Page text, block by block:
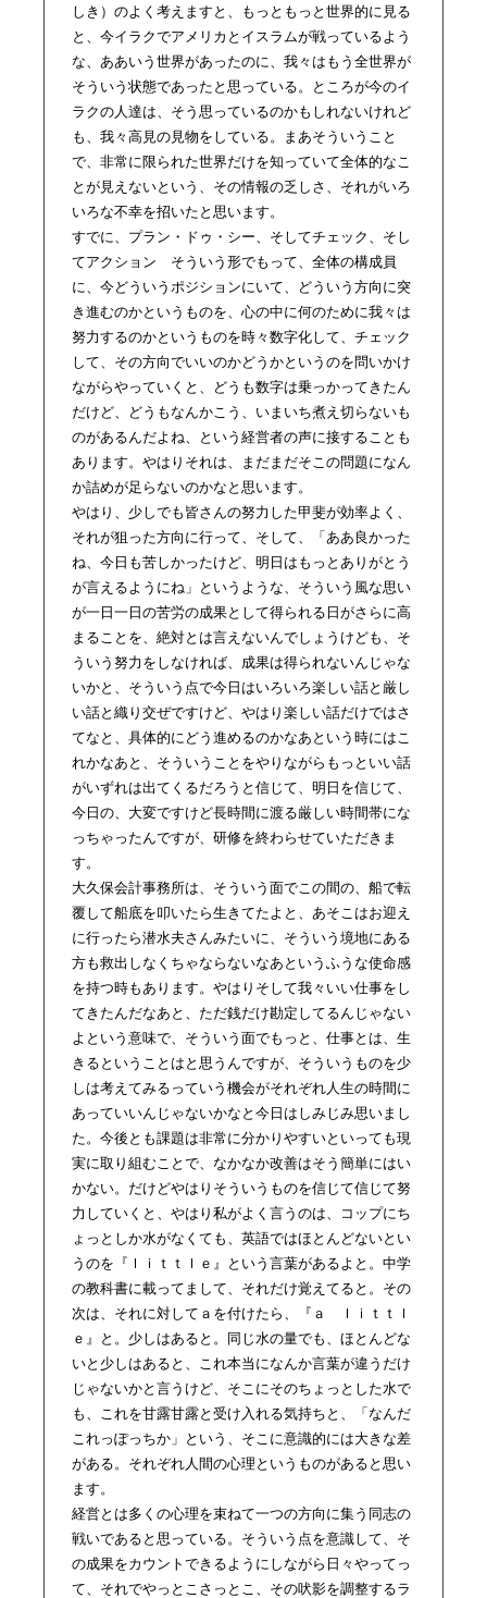
しき）のよく考えますと、もっともっと世界的に見る
と、今イラクでアメリカとイスラムが戦っているよう
な、ああいう世界があったのに、我々はもう全世界が
そういう状態であったと思っている。ところが今のイ
ラクの人達は、そう思っているのかもしれないけれど
も、我々高見の見物をしている。まあそういうこと
で、非常に限られた世界だけを知っていて全体的なこ
とが見えないという、その情報の乏しさ、それがいろ
いろな不幸を招いたと思います。
すでに、プラン・ドゥ・シー、そしてチェック、そし
てアクション そういう形でもって、全体の構成員
に、今どういうポジションにいて、どういう方向に突
き進むのかというものを、心の中に何のために我々は
努力するのかというものを時々数字化して、チェック
して、その方向でいいのかどうかというのを問いかけ
ながらやっていくと、どうも数字は乗っかってきたん
だけど、どうもなんかこう、いまいち煮え切らないも
のがあるんだよね、という経営者の声に接することも
あります。やはりそれは、まだまだそこの問題になん
か詰めが足らないのかなと思います。
やはり、少しでも皆さんの努力した甲斐が効率よく、
それが狙った方向に行って、そして、「ああ良かった
ね、今日も苦しかったけど、明日はもっとありがとう
が言えるようにね」というような、そういう風な思い
が一日一日の苦労の成果として得られる日がさらに高
まることを、絶対とは言えないんでしょうけども、そ
ういう努力をしなければ、成果は得られないんじゃな
いかと、そういう点で今日はいろいろ楽しい話と厳し
い話と織り交ぜですけど、やはり楽しい話だけではさ
てなと、具体的にどう進めるのかなあという時にはこ
れかなあと、そういうことをやりながらもっといい話
がいずれは出てくるだろうと信じて、明日を信じて、
今日の、大変ですけど長時間に渡る厳しい時間帯にな
っちゃったんですが、研修を終わらせていただきま
す。
大久保会計事務所は、そういう面でこの間の、船で転
覆して船底を叩いたら生きてたよと、あそこはお迎え
に行ったら潜水夫さんみたいに、そういう境地にある
方も救出しなくちゃならないなあというふうな使命感
を持つ時もあります。やはりそして我々いい仕事をし
てきたんだなあと、ただ銭だけ勘定してるんじゃない
よという意味で、そういう面でもっと、仕事とは、生
きるということはと思うんですが、そういうものを少
しは考えてみるっていう機会がそれぞれ人生の時間に
あっていいんじゃないかなと今日はしみじみ思いまし
た。今後とも課題は非常に分かりやすいといっても現
実に取り組むことで、なかなか改善はそう簡単にはい
かない。だけどやはりそういうものを信じて信じて努
力していくと、やはり私がよく言うのは、コップにち
ょっとしか水がなくても、英語ではほとんどないとい
うのを『ｌｉｔｔｌｅ』という言葉があるよと。中学
の教科書に載ってまして、それだけ覚えてると。その
次は、それに対してａを付けたら、『ａ ｌｉｔｔｌ
ｅ』と。少しはあると。同じ水の量でも、ほとんどな
いと少しはあると、これ本当になんか言葉が違うだけ
じゃないかと言うけど、そこにそのちょっとした水で
も、これを甘露甘露と受け入れる気持ちと、「なんだ
これっぽっちか」という、そこに意識的には大きな差
がある。それぞれ人間の心理というものがあると思い
ます。
経営とは多くの心理を束ねて一つの方向に集う同志の
戦いであると思っている。そういう点を意識して、そ
の成果をカウントできるようにしながら日々やってっ
て、それでやっとこさっとこ、その吠影を調整するラ